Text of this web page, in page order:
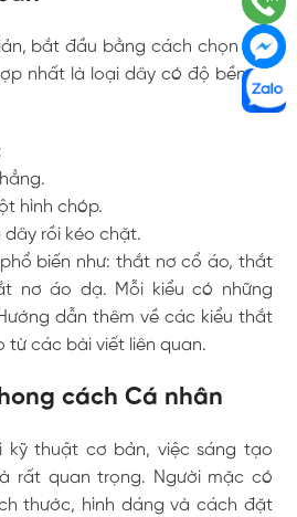
bắt đầu bằng cách chọn loại
nhất là loại dây có độ bền và
hình chóp.
dây rồi kéo chặt.
biến như: thắt nơ cổ áo, thắt
nơ áo dạ. Mỗi kiểu có những
dẫn thêm về các kiểu thắt
từ các bài viết liên quan.
cách Cá nhân
kỹ thuật cơ bản, việc sáng tạo
rất quan trọng. Người mặc có
thước, hình dáng và cách đặt